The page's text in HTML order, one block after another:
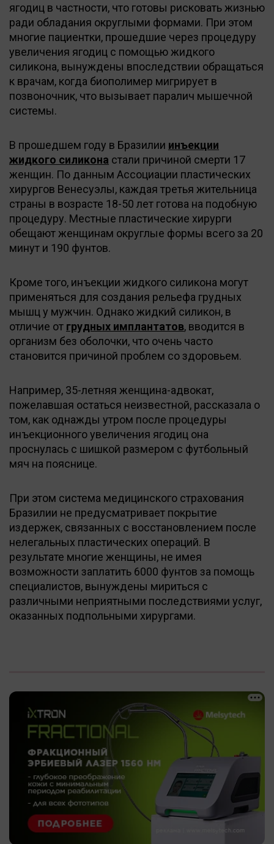
ягодиц в частности, что готовы рисковать жизнью
ради обладания округлыми формами. При этом
многие пациентки, прошедшие через процедуру
увеличения ягодиц с помощью жидкого
силикона, вынуждены впоследствии обращаться
к врачам, когда биополимер мигрирует в
позвоночник, что вызывает паралич мышечной
системы.
В прошедшем году в Бразилии инъекции
жидкого силикона стали причиной смерти 17
женщин. По данным Ассоциации пластических
хирургов Венесуэлы, каждая третья жительница
страны в возрасте 18-50 лет готова на подобную
процедуру. Местные пластические хирурги
обещают женщинам округлые формы всего за 20
минут и 190 фунтов.
Кроме того, инъекции жидкого силикона могут
применяться для создания рельефа грудных
мышц у мужчин. Однако жидкий силикон, в
отличие от грудных имплантатов, вводится в
организм без оболочки, что очень часто
становится причиной проблем со здоровьем.
Например, 35-летняя женщина-адвокат,
пожелавшая остаться неизвестной, рассказала о
том, как однажды утром после процедуры
инъекционного увеличения ягодиц она
проснулась с шишкой размером с футбольный
мяч на пояснице.
При этом система медицинского страхования
Бразилии не предусматривает покрытие
издержек, связанных с восстановлением после
нелегальных пластических операций. В
результате многие женщины, не имея
возможности заплатить 6000 фунтов за помощь
специалистов, вынуждены мириться с
различными неприятными последствиями услуг,
оказанных подпольными хирургами.